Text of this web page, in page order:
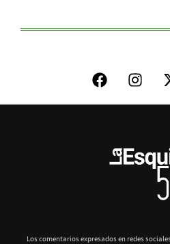
Los comentarios expresados en redes